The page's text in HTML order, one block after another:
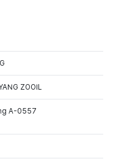
ZOOIL
A-0557